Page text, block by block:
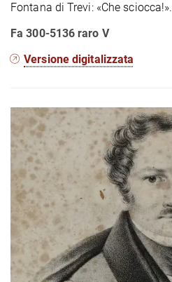
Fontana di Trevi: «Che sciocca!».
Fa 300-5136 raro V
Versione digitalizzata